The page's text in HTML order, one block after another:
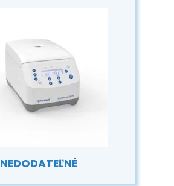
NEDODATEĽNÉ